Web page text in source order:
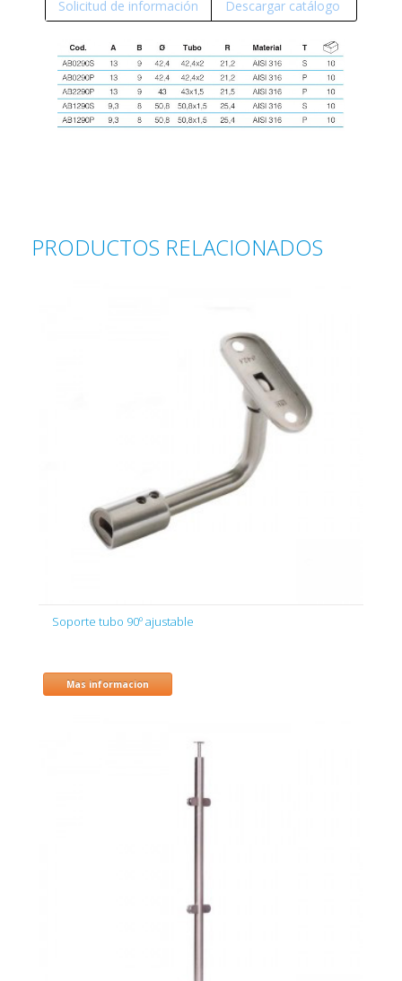
Solicitud de información Descargar catálogo
PRODUCTOS RELACIONADOS
Soporte tubo 90º ajustable
Mas informacion